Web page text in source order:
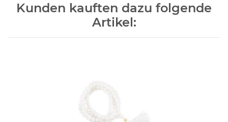
Kunden kauften dazu folgende
Artikel: